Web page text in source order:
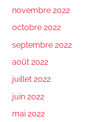
novembre 2022
octobre 2022
septembre 2022
août 2022
juillet 2022
juin 2022
mai 2022